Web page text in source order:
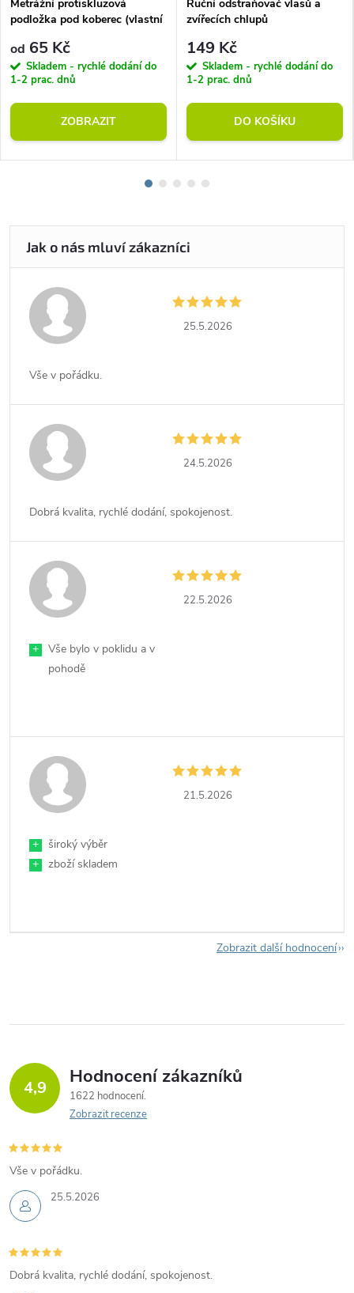
Metrážní protiskluzová
podložka pod koberec (vlastní
od 65 Kč
Skladem - rychlé dodání do
1-2 prac. dnů
ZOBRAZIT
Ruční odstraňovač vlasů a
zvířecích chlupů
149 Kč
Skladem - rychlé dodání do
1-2 prac. dnů
DO KOŠÍKU
25.5.2026
Vše v pořádku.
24.5.2026
Dobrá kvalita, rychlé dodání, spokojenost.
22.5.2026
+
Vše bylo v poklidu a v
pohodě
21.5.2026
+
široký výběr
+
zboží skladem
Zobrazit další hodnocení
4,9 Hodnocení zákazníků
1622 hodnocení
Zobrazit recenze
25.5.2026
Vše v pořádku.
Dobrá kvalita, rychlé dodání, spokojenost.